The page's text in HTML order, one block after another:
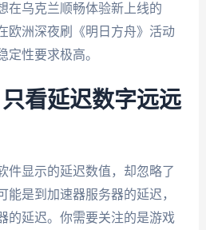
在乌克兰顺畅体验新上线的
欧洲深夜刷《明日方舟》活动
定性要求极高。
看延迟数字远远
件显示的延迟数值，却忽略了
能是到加速器服务器的延迟，
的延迟。你需要关注的是游戏